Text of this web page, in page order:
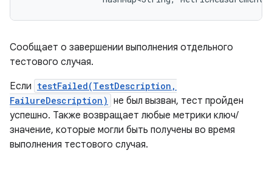
Сообщает о завершении выполнения отдельного
тестового случая.
Если testFailed(TestDescription,
FailureDescription) не был вызван, тест пройден
успешно. Также возвращает любые метрики ключ/
значение, которые могли быть получены во время
выполнения тестового случая.